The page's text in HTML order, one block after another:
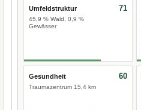
Umfeldstruktur
45,9 % Wald, 0,9 %
Gewässer
71
Gesundheit
Traumazentrum 15,4 km
60